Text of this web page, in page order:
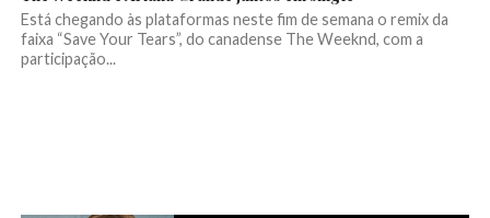
Está chegando às plataformas neste fim de semana o remix da
faixa “Save Your Tears”, do canadense The Weeknd, com a
participação...